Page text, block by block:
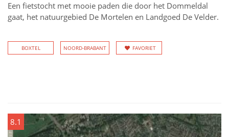
Een fietstocht met mooie paden die door het Dommeldal
gaat, het natuurgebied De Mortelen en Landgoed De Velder.
BOXTEL NOORD-BRABANT FAVORIET
8.1